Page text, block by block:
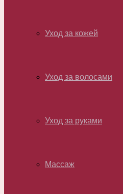
Уход за кожей
Уход за волосами
Уход за руками
Массаж